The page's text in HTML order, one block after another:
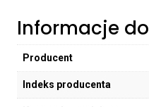
Informacje
Producent
Indeks producenta